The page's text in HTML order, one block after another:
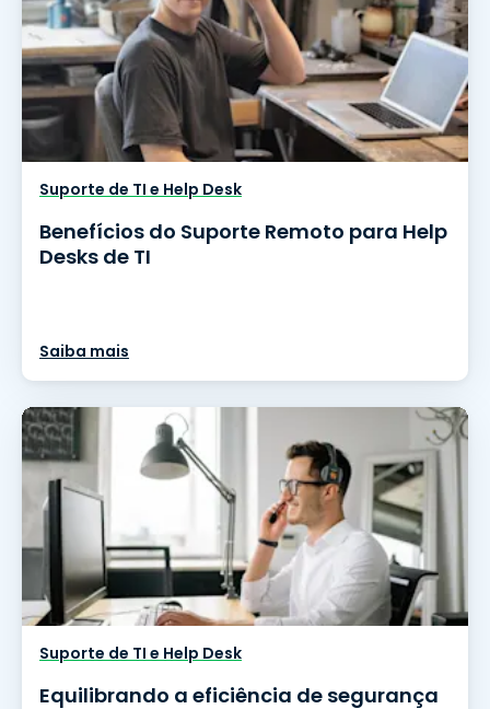
Suporte de TI e Help Desk
Benefícios do Suporte Remoto para Help
Desks de TI
Saiba mais
Suporte de TI e Help Desk
Equilibrando a eficiência de segurança